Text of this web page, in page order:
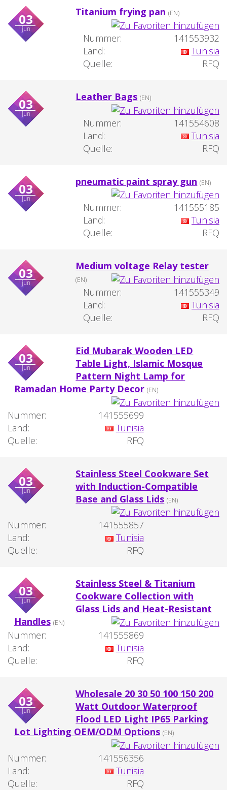
03
jun
Titanium frying pan (EN)
Nummer:
141553932
Land:
Tunisia
Quelle:
RFQ
03
jun
Leather Bags (EN)
Nummer:
141554608
Land:
Tunisia
Quelle:
RFQ
03
jun
pneumatic paint spray gun (EN)
Nummer:
141555185
Land:
Tunisia
Quelle:
RFQ
03
jun
Medium voltage Relay tester
(EN)
Nummer:
141555349
Land:
Tunisia
Quelle:
RFQ
03
jun
Eid Mubarak Wooden LED
Table Light, Islamic Mosque
Pattern Night Lamp for
Ramadan Home Party Decor (EN)
Nummer:
141555699
Land:
Tunisia
Quelle:
RFQ
03
jun
Stainless Steel Cookware Set
with Induction-Compatible
Base and Glass Lids (EN)
Nummer:
141555857
Land:
Tunisia
Quelle:
RFQ
03
jun
Stainless Steel & Titanium
Cookware Collection with
Glass Lids and Heat-Resistant
Handles (EN)
Nummer:
141555869
Land:
Tunisia
Quelle:
RFQ
03
jun
Wholesale 20 30 50 100 150 200
Watt Outdoor Waterproof
Flood LED Light IP65 Parking
Lot Lighting OEM/ODM Options (EN)
Nummer:
141556356
Land:
Tunisia
Quelle:
RFQ